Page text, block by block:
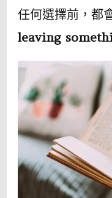
任何選擇前，都
leaving